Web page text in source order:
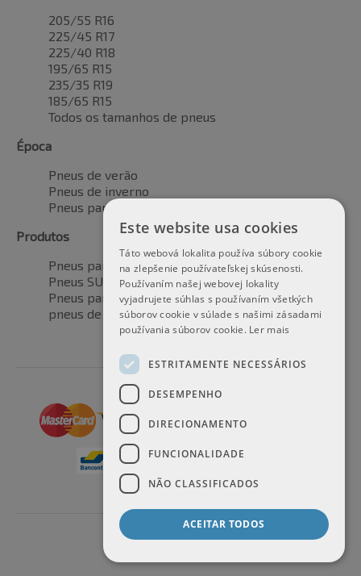
205/55 R16
225/45 R17
225/40 R18
195/65 R15
235/35 R19
185/65 R15
Todos os tamanhos de pneus
Época
Pneus de verão
Pneus de inverno
Pneus para todas as estações
Produtos
Pneus para automóveis
Pneus SUV / 4x4
Pneus para veículos de transporte
pneus de motocicleta
Este website usa cookies
Táto webová lokalita používa súbory cookie
na zlepšenie používateľskej skúsenosti.
Používaním našej webovej lokality
vyjadrujete súhlas s používaním všetkých
súborov cookie v súlade s našimi zásadami
používania súborov cookie. Ler mais
ESTRITAMENTE NECESSÁRIOS
DESEMPENHO
DIRECIONAMENTO
FUNCIONALIDADE
NÃO CLASSIFICADOS
ACEITAR TODOS